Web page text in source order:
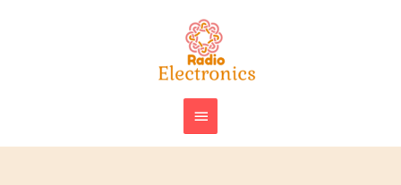
ГЛАВНОЕ
МЕНЮ